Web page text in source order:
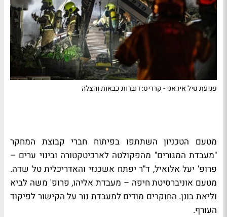
פגיעת טיל איראני - קרדיט: דוברות כבאות והצלה
מטעם הטכניון השתתפו בפיתוח חברי קבוצת המחקר
"מעבדת המגורים" מהפקולטה לארכיטקטורה ובינוי ערים –
פרופ' יעל אלואיל, ד"ר יפתח אשכנזי והאדריכלית טל שדה.
מטעם אוניברסיטת חיפה – מעבדת אליהו, פרופ' משה לביא
וליאת בונן. החוקרים מודים למעבדת נור על הקישור לפיקוד
העורף.